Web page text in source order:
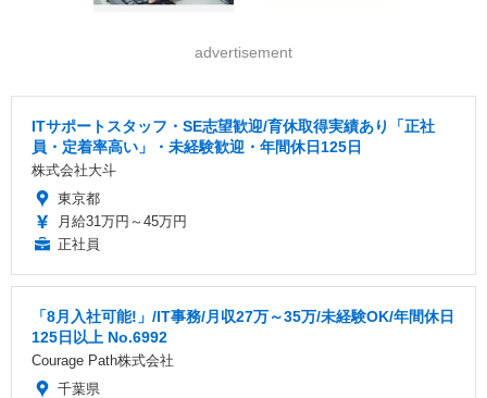
advertisement
ITサポートスタッフ・SE志望歓迎/育休取得実績あり「正社
員・定着率高い」・未経験歓迎・年間休日125日
株式会社大斗
東京都
月給31万円～45万円
正社員
「8月入社可能!」/IT事務/月収27万～35万/未経験OK/年間休日
125日以上 No.6992
Courage Path株式会社
千葉県